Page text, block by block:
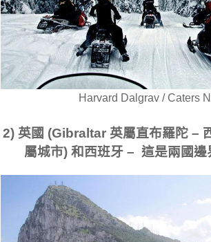
Harvard Dalgrav / Caters
2) 英國 (Gibraltar 英屬直布羅陀 –
屬城市) 和西班牙 – 這是兩國邊